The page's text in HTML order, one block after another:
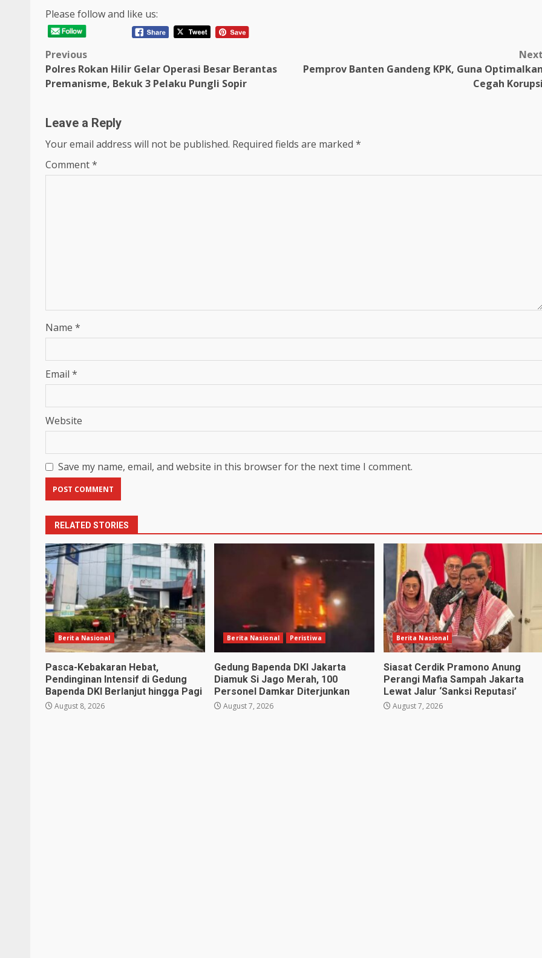
Please follow and like us:
Post
navigation
Previous
Polres Rokan Hilir Gelar Operasi Besar Berantas
Premanisme, Bekuk 3 Pelaku Pungli Sopir
Pemprov Banten Gandeng KPK, Guna
Cegah
Leave a Reply
Your email address will not be published. Required fields are marked *
Comment*
Name *
Email *
Website
Save my name, email, and website in this browser for the next time I comment.
RELATED STORIES
Berita Nasional
Pasca-Kebakaran Hebat,
Pendinginan Intensif di Gedung
Bapenda DKI Berlanjut hingga Pagi
August 8, 2026
Berita Nasional Peristiwa
Gedung Bapenda DKI Jakarta
Diamuk Si Jago Merah, 100
Personel Damkar Diterjunkan
August 7, 2026
Berita Nasional
Siasat Cerdik Pramono Anung
Perangi Mafia Sampah Jakarta
Lewat Jalur ‘Sanksi Reputasi’
August 7, 2026